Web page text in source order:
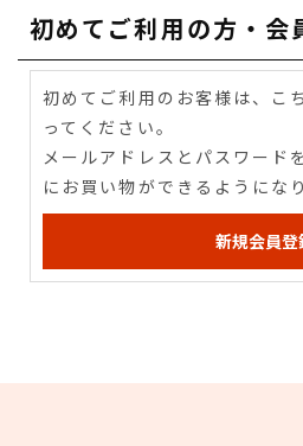
初めてご利用の方・会
初めてご利用のお客様は、こ
ってください。
メールアドレスとパスワード
にお買い物ができるようにな